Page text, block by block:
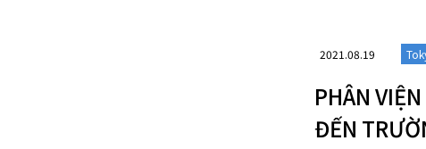
2021.08.19
PHÂN
ĐẾN